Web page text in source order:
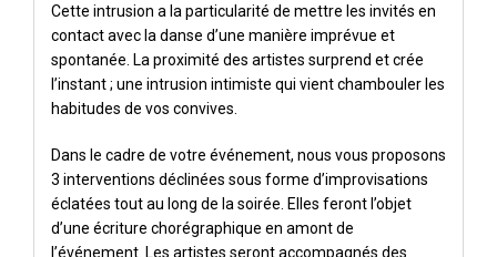
Cette intrusion a la particularité de mettre les invités en
contact avec la danse d’une manière imprévue et
spontanée. La proximité des artistes surprend et crée
l’instant ; une intrusion intimiste qui vient chambouler les
habitudes de vos convives.
Dans le cadre de votre événement, nous vous proposons
3 interventions déclinées sous forme d’improvisations
éclatées tout au long de la soirée. Elles feront l’objet
d’une écriture chorégraphique en amont de
l’événement. Les artistes seront accompagnés des